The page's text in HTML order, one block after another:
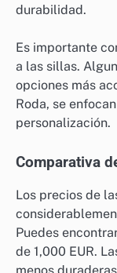
durabilidad.
Es importante
a las sillas.
opciones más
Roda, se
personalización.
Comparativa
Los precios de
Puedes
de 1,000 EUR.